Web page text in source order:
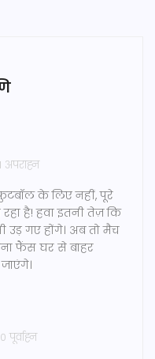
अपराह्न
के लिए नहीं, पूरे
है! हवा इतनी तेज़ कि
उड़ गए होंगे। अब तो मैच
फैंस घर से बाहर
पूर्वाह्न